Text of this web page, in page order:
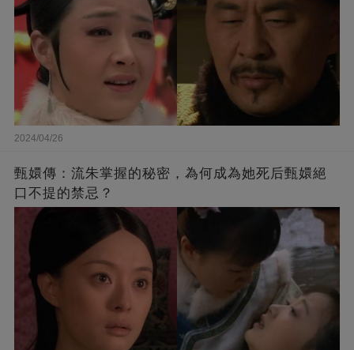
2024/04/26
甄嬛傳：流朱掌握的秘密，為何成為她死后甄嬛絕
口不提的禁忌？